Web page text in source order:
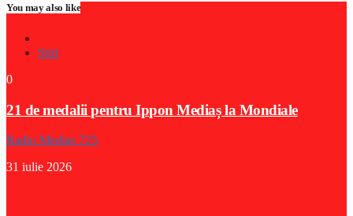
You may also like
Stiri
0
21 de medalii pentru Ippon Mediaș la Mondiale
Radio Medias 725
31 iulie 2026